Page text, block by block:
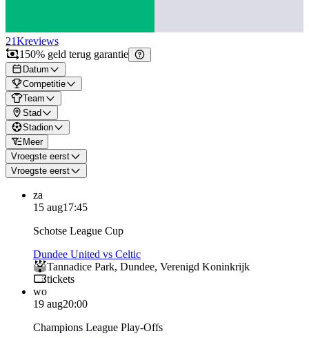
21Kreviews
150% geld terug garantie
Datum
Competitie
Team
Stad
Stadion
Meer
Vroegste eerst
Vroegste eerst
za
15 aug17:45
Schotse League Cup
Dundee United vs Celtic
Tannadice Park, Dundee, Verenigd Koninkrijk
tickets
wo
19 aug20:00
Champions League Play-Offs